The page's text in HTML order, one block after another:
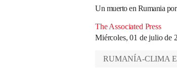
Un muerto en Rumania
The Associated Press
Miércoles, 01 de julio de
RUMANÍA-CLIMA